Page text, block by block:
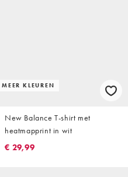
MEER KLEUREN
New Balance T-shirt met
heatmapprint in wit
€ 29,99